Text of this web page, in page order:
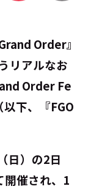
Order』
リアルなお
Order Fe
下、『FGO
日）の2日
開催され、1